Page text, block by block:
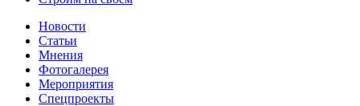
Новости
Статьи
Мнения
Фотогалерея
Мероприятия
Спецпроекты